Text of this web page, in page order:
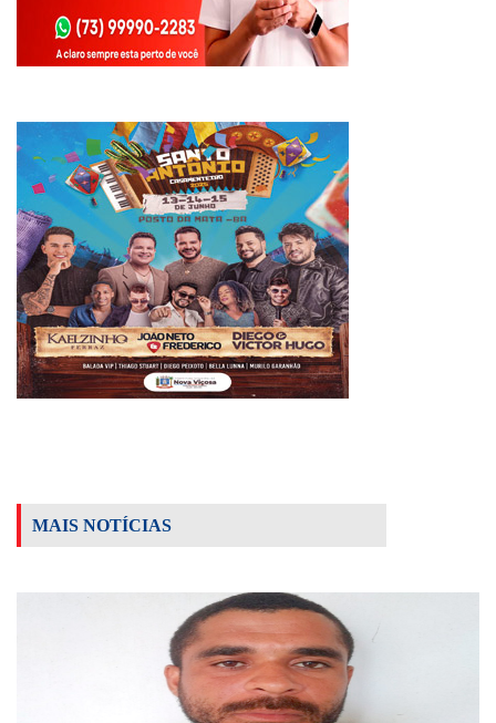
MAIS NOTÍCIAS